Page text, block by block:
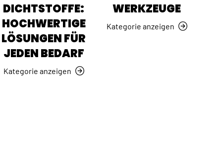
DICHTSTOFFE:
HOCHWERTIGE
LÖSUNGEN FÜR
JEDEN BEDARF
Kategorie anzeigen
WERKZEUGE
Kategorie anzeigen